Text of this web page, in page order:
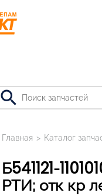
search
Главная > Каталог
Б541121-1101010-20К2 Бак топливный КАМАЗ 500л 650х650х1325 в сб с
РТИ; отк кр